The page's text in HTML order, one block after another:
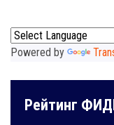
Powered by
Рейтинг